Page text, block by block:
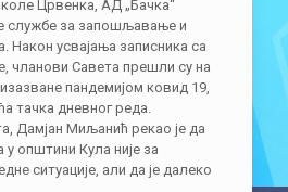
Црвенка, АД „Бачка“
службе за запошљавање и
усвајања записника са
чланови Савета прешли су на
пандемијом ковид 19,
тачка дневног реда.
Дамјан Миљанић рекао је да
у општини Кула није за
ситуације, али да је далеко